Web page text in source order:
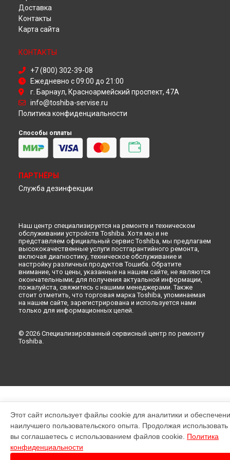
Ремонт холодильника GR-M49TR Toshiba в
Ремонт холодильника GR-M49TR Toshiba в
Ремонт холодильника GR-M49TR Toshiba в
Ремонт холодильника GR-M49TR Toshiba в
Ремонт холодильника GR-M49TR Toshiba в
Ремонт холодильника GR-M49TR Toshiba в
Петербурге
Доставка
Контакты
Карта сайта
КОНТАКТЫ
+7 (800) 302-39-08
Ежедневно с 09:00 до 21:00
г. Барнаул, Красноармейский проспект, 47А
info@toshiba-servise.ru
Политика конфиденциальности
Способы оплаты
ПАРТНЁРЫ
Служба дезинфекции
Наш центр специализируется на ремонте и техническом
обслуживании устройств Toshiba. Хотя мы и не
представляем официальный сервис Toshiba, мы предлагаем
высококачественные услуги постгарантийного ремонта,
включая диагностику, техническое обслуживание и
настройку различных продуктов Тошиба. Обратите
внимание, что цены, указанные на нашем сайте, не являются
окончательными; для получения актуальной информации,
пожалуйста, свяжитесь с нашими менеджерами. Также
стоит отметить, что торговая марка Toshiba, упоминаемая
на нашем сайте, зарегистрирована и используется нами
только для информационных целей.
© 2026 Специализированный сервисный центр по ремонту
Toshiba.
Этот сайт использует файлы cookie для аналитики и
наилучшего пользовательского опыта. Продолжая использовать
вы соглашаетесь с использованием файлов cookie. Политика
конфиденциальности